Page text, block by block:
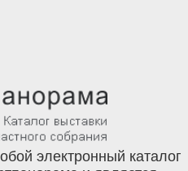
электронный каталог